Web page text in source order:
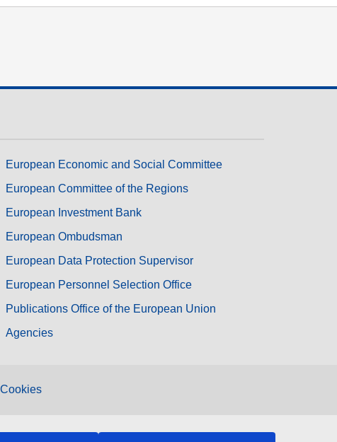
European Economic and Social Committee
European Committee of the Regions
European Investment Bank
European Ombudsman
European Data Protection Supervisor
European Personnel Selection Office
Publications Office of the European Union
Agencies
Cookies